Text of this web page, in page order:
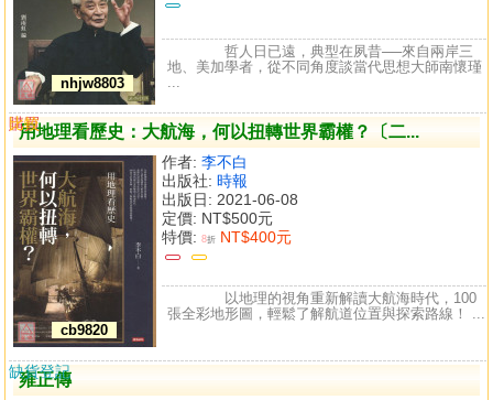
nhjw8803
哲人日已遠，典型在夙昔──來自兩岸三
地、美加學者，從不同角度談當代思想大師南懷瑾
用地理看歷史：大航海，何以扭轉世界霸權？〔二...
cb9820
作者: 李不白
出版社: 時報
出版日: 2021-06-08
定價: NT$500元
特價: 8折 NT$400元
購買
比較
以地理的視角重新解讀大航海時代，100
張全彩地形圖，輕鬆了解航道位置與探索路線！ ...
雍正傳
缺貨登記